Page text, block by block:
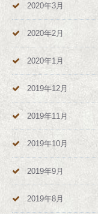
2020年3月
2020年2月
2020年1月
2019年12月
2019年11月
2019年10月
2019年9月
2019年8月